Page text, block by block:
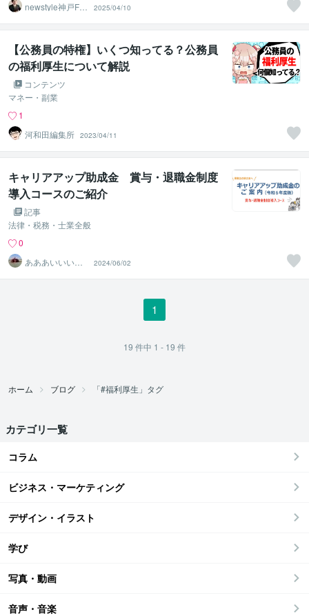
newstyle神戸FP
2025/04/10
【公務員の特権】いくつ知ってる？公務員
の福利厚生について解説
コンテンツ
マネー・副業
1
河和田編集所 2023/04/11
キャリアアップ助成金 賞与・退職金制度
導入コースのご紹介
記事
法律・税務・士業全般
0
あああいいいう
ううええ
2024/06/02
1
19 件中 1 - 19 件
ホーム ブログ 「#福利厚生」タグ
カテゴリ一覧
コラム
ビジネス・マーケティング
デザイン・イラスト
学び
写真・動画
音声・音楽